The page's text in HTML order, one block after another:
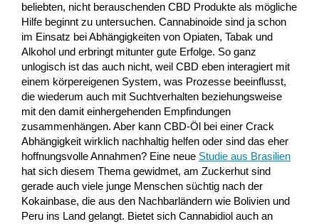
beliebten, nicht berauschenden CBD Produkte als mögliche
Hilfe beginnt zu untersuchen. Cannabinoide sind ja schon
im Einsatz bei Abhängigkeiten von Opiaten, Tabak und
Alkohol und erbringt mitunter gute Erfolge. So ganz
unlogisch ist das auch nicht, weil CBD eben interagiert mit
einem körpereigenen System, was Prozesse beeinflusst,
die wiederum auch mit Suchtverhalten beziehungsweise
mit den damit einhergehenden Empfindungen
zusammenhängen. Aber kann CBD-Öl bei einer Crack
Abhängigkeit wirklich nachhaltig helfen oder sind das eher
hoffnungsvolle Annahmen? Eine neue Studie aus Brasilien
hat sich diesem Thema gewidmet, am Zuckerhut sind
gerade auch viele junge Menschen süchtig nach der
Kokainbase, die aus den Nachbarländern wie Bolivien und
Peru ins Land gelangt. Bietet sich Cannabidiol auch an